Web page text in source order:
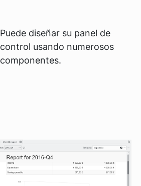
Puede diseñar su panel de
control usando numerosos
componentes.